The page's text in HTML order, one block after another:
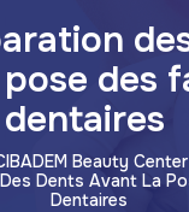
des
dentaires
Beauty Center
Dents Avant La
Dentaires